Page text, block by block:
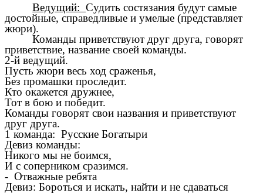
Ведущий:Судить состязания будут самые
достойные, справедливые и умелые (представляет
жюри).
Команды приветствуют друг друга, говорят
приветствие, название своей команды.
2-й ведущий.
Пусть жюри весь ход сраженья,
Без промашки проследит.
Кто окажется дружнее,
Тот в бою и победит.
Команды говорят свои названия и приветствуют
друг друга.
1 команда: Русские Богатыри
Девиз команды:
Никого мы не боимся,
И с соперником сразимся.
- Отважные ребята
Девиз: Бороться и искать, найти и не сдаваться